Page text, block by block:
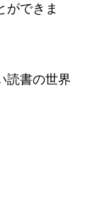
ができま
読書の世界